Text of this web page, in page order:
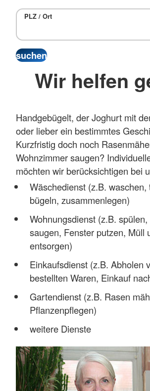
PLZ / Ort
Wir helfen
Handgebügelt, der Joghurt mit
oder lieber ein bestimmtes
Kurzfristig doch noch
Wohnzimmer saugen?
möchten wir berücksichtigen bei
Wäschedienst (z.B. waschen,
bügeln, zusammenlegen)
Wohnungsdienst (z.B.
saugen, Fenster putzen, Müll
entsorgen)
Einkaufsdienst (z.B. Abholen
bestellten Waren, Einkauf
Gartendienst (z.B. Rasen
Pflanzenpflegen)
weitere Dienste